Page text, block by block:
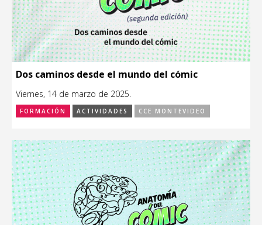
Dos caminos desde el mundo del cómic
Viernes, 14 de marzo de 2025.
FORMACIÓN ACTIVIDADES CCE MONTEVIDEO